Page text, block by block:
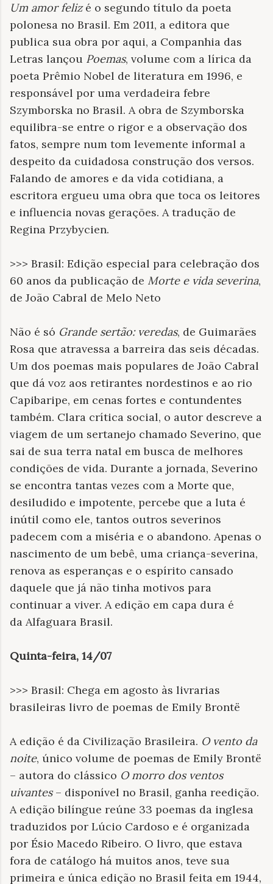
Um amor felizé o segundo título da poeta
polonesa no Brasil. Em 2011, a editora que
publica sua obra por aqui, a Companhia das
Letras lançou Poemas, volume com a lírica da
poeta Prêmio Nobel de literatura em 1996, e
responsável por uma verdadeira febre
Szymborska no Brasil. A obra de Szymborska
equilibra-se entre o rigor e a observação dos
fatos, sempre num tom levemente informal a
despeito da cuidadosa construção dos versos.
Falando de amores e da vida cotidiana, a
escritora ergueu uma obra que toca os leitores
e influencia novas gerações. A tradução de
Regina Przybycien.
>>> Brasil: Edição especial para celebração dos
60 anos da publicação de Morte e vida severina,
de João Cabral de Melo Neto
Não é só Grande sertão: veredas, de Guimarães
Rosa que atravessa a barreira das seis décadas.
Um dos poemas mais populares de João Cabral
que dá voz aos retirantes nordestinos e ao rio
Capibaripe, em cenas fortes e contundentes
também. Clara crítica social, o autor descreve a
viagem de um sertanejo chamado Severino, que
sai de sua terra natal em busca de melhores
condições de vida. Durante a jornada, Severino
se encontra tantas vezes com a Morte que,
desiludido e impotente, percebe que a luta é
inútil como ele, tantos outros severinos
padecem com a miséria e o abandono. Apenas o
nascimento de um bebê, uma criança-severina,
renova as esperanças e o espírito cansado
daquele que já não tinha motivos para
continuar a viver. A edição em capa dura é
da Alfaguara Brasil.
Quinta-feira, 14/07
>>> Brasil: Chega em agosto às livrarias
brasileiras livro de poemas de Emily Brontë
A edição é da Civilização Brasileira. O vento da
noite, único volume de poemas de Emily Brontë
– autora do clássico O morro dos ventos
uivantes– disponível no Brasil, ganha reedição.
A edição bilíngue reúne 33 poemas da inglesa
traduzidos por Lúcio Cardoso e é organizada
por Ésio Macedo Ribeiro. O livro, que estava
fora de catálogo há muitos anos, teve sua
primeira e única edição no Brasil feita em 1944,